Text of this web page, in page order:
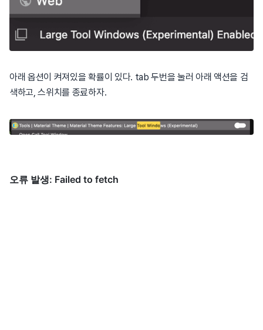
아래 옵션이 켜져있을 확률이 있다. tab 두번을 눌러 아래 액션을 검
색하고, 스위치를 종료하자.